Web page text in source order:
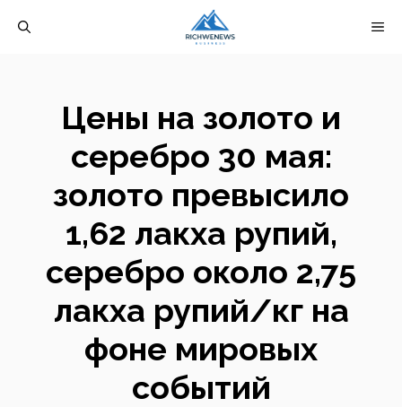
Цены на золото и
серебро 30 мая:
золото превысило
1,62 лакха рупий,
серебро около 2,75
лакха рупий/кг на
фоне мировых
событий